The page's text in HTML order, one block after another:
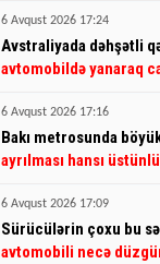
6 Avqust 2026 17:24
Avstraliyada dəhşətli
avtomobildə yanaraq
6 Avqust 2026 17:16
Bakı metrosunda
ayrılması hansı
6 Avqust 2026 17:09
Sürücülərin çoxu bu
avtomobili necə